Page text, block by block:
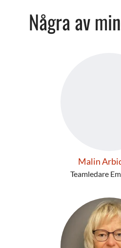
Några av
Malin
Teamledare